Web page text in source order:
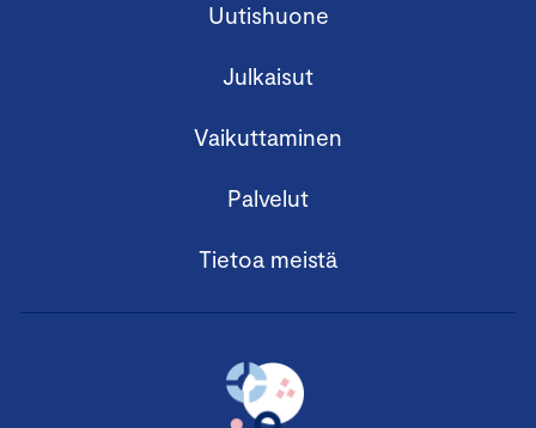
Uutishuone
Julkaisut
Vaikuttaminen
Palvelut
Tietoa meistä